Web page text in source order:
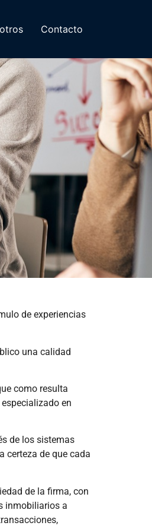
Contacto
de experiencias
una calidad
como resulta
en
de los sistemas
certeza de que cada
de la firma, con
inmobiliarios a